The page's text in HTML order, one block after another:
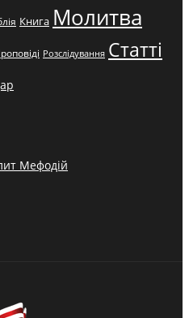
Книга Молитва
Розслідування Статті
Мефодій